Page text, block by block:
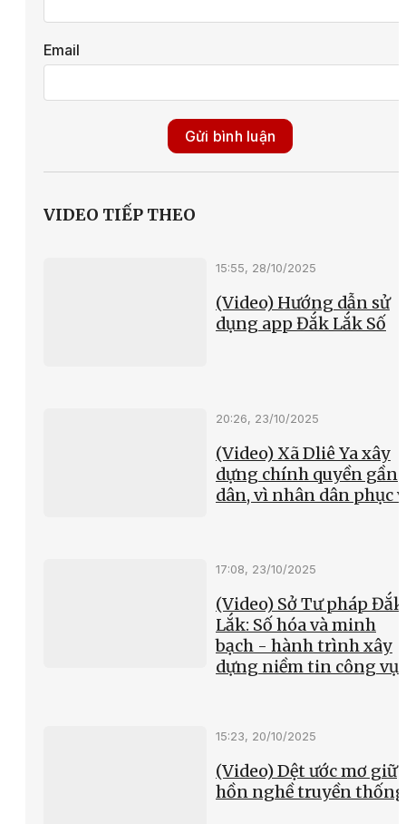
Email
Gửi bình luận
VIDEO TIẾP THEO
15:55, 28/10/2025
(Video) Hướng dẫn sử
dụng app Đắk Lắk Số
20:26, 23/10/2025
(Video) Xã Dliê Ya xây
dựng chính quyền gần
dân, vì nhân dân phục
17:08, 23/10/2025
(Video) Sở Tư pháp Đắk
Lắk: Số hóa và minh
bạch - hành trình xây
dựng niềm tin công vụ
15:23, 20/10/2025
(Video) Dệt ước mơ giữ
hồn nghề truyền thống